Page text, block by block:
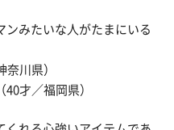
ンみたいな人がたまにいる
奈川県）
才／福岡県）